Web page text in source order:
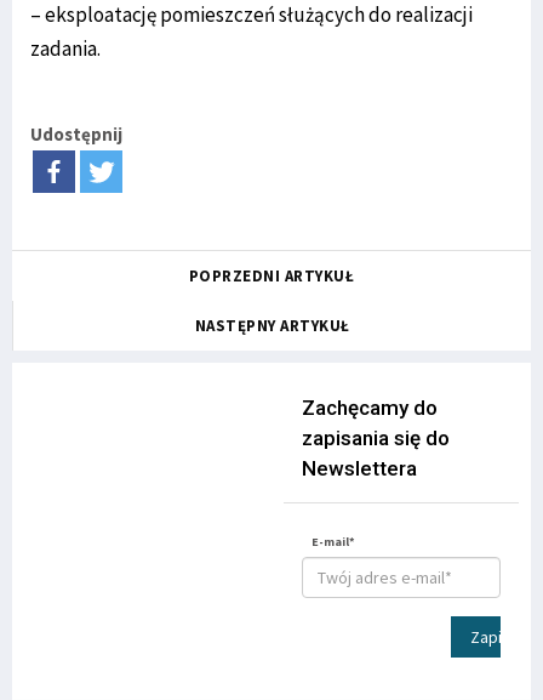
– eksploatację pomieszczeń służących do realizacji
zadania.
Udostępnij
POPRZEDNI ARTYKUŁ
NASTĘPNY ARTYKUŁ
Zachęcamy do
zapisania się do
Newslettera
E-mail*
Zapisz